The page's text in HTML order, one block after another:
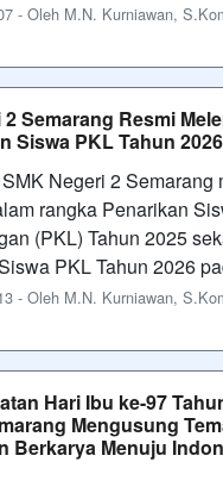
- Oleh M.N. Kurniawan,
Semarang Resmi
Siswa PKL Tahun 2026
Negeri 2 Semarang
rangka Penarikan
(PKL) Tahun 2025
PKL Tahun 2026
- Oleh M.N. Kurniawan,
Hari Ibu ke-97
Mengusung
Berkarya Menuju